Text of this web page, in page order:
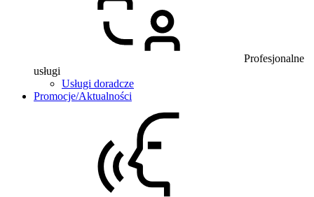
Profesjonalne
usługi
Usługi doradcze
Promocje/Aktualności